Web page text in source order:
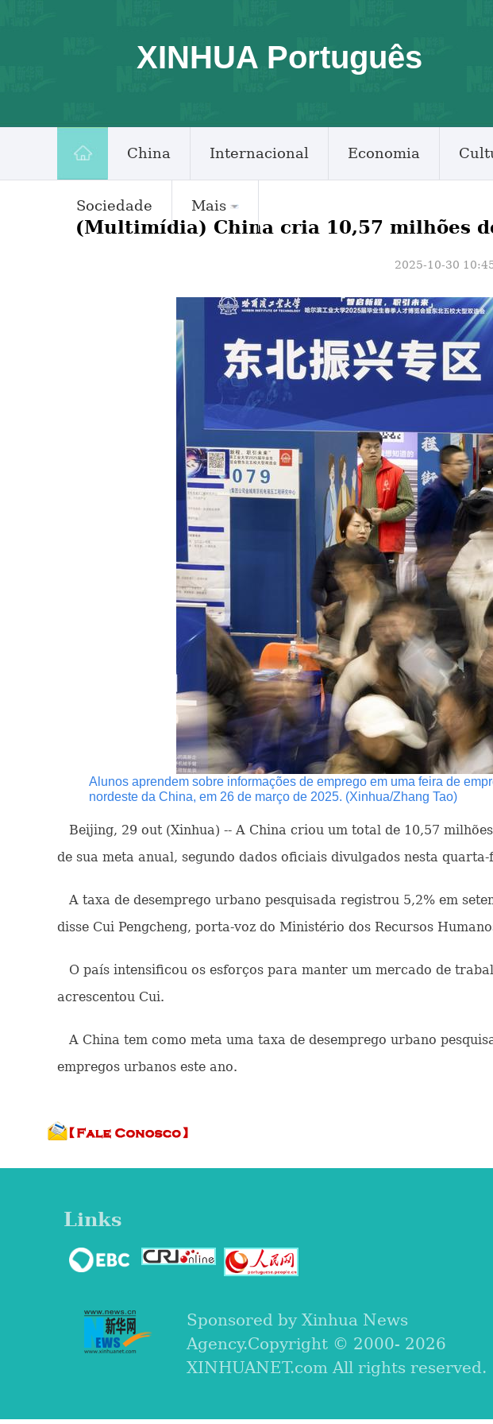
XINHUA Português
China Internacional Economia
Sociedade Mais
(Multimídia) China cria 10,57 milhões
2025-10-30
Alunos aprendem sobre informações de emprego em uma feira de
nordeste da China, em 26 de março de 2025. (Xinhua/Zhang Tao)
Beijing, 29 out (Xinhua) -- A China criou um total de 10,57
de sua meta anual, segundo dados oficiais divulgados nesta
A taxa de desemprego urbano pesquisada registrou 5,2% em
disse Cui Pengcheng, porta-voz do Ministério dos Recursos
O país intensificou os esforços para manter um mercado de
acrescentou Cui.
A China tem como meta uma taxa de desemprego urbano
empregos urbanos este ano.
Links
Sponsored by Xinhua News
Agency.Copyright © 2000- 2026
XINHUANET.com All rights reserved.